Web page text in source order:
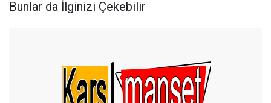
Bunlar da İlginizi Çekebilir